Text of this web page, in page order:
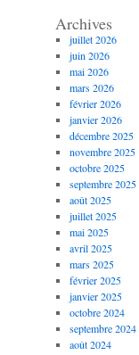
Archives
juillet 2026
juin 2026
mai 2026
mars 2026
février 2026
janvier 2026
décembre 2025
novembre 2025
octobre 2025
septembre 2025
août 2025
juillet 2025
mai 2025
avril 2025
mars 2025
février 2025
janvier 2025
octobre 2024
septembre 2024
août 2024